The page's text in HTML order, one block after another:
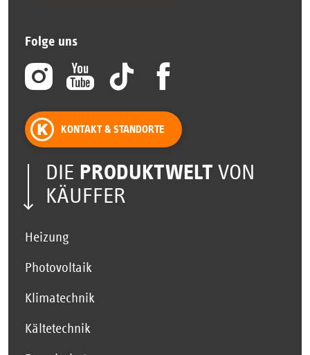
Folge uns
KONTAKT & STANDORTE
DIE PRODUKTWELT VON
KÄUFFER
Heizung
Photovoltaik
Klimatechnik
Kältetechnik